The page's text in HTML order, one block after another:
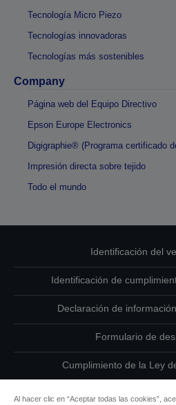
Tecnología Micro Piezo
Tecnologías innovadoras
Tecnologías más sostenibles
Company
Página web del Equipo Directivo
Epson Europe Electronics
Digigraphie® (Programa certificado
Impresión directa sobre tejido
Todo el mundo
Identificación del
Identificación de
Declaración de
Formulario de
Cumplimiento de la Ley
Al hacer clic en “Aceptar todas las cookies”,